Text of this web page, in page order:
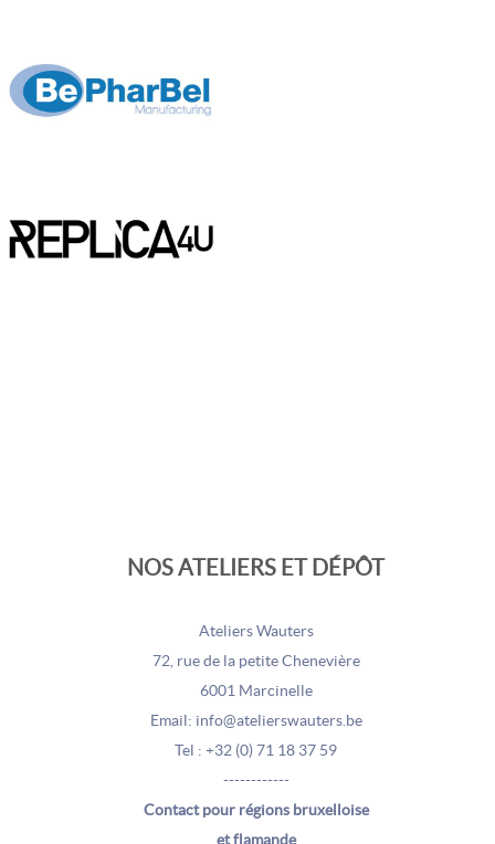
NOS ATELIERS ET DÉPÔT
Ateliers Wauters
72, rue de la petite Chenevière
6001 Marcinelle
Email: info@atelierswauters.be
Tel : +32 (0) 71 18 37 59
------------
Contact pour régions bruxelloise
et flamande